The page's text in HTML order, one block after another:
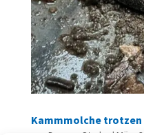
Kammmolche trotzen